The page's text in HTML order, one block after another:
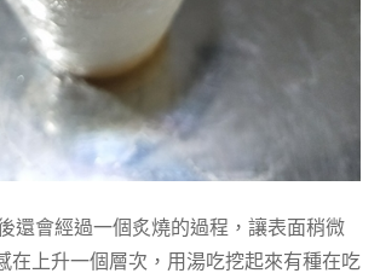
還會經過一個炙燒的過程，讓表面稍微
在上升一個層次，用湯吃挖起來有種在吃